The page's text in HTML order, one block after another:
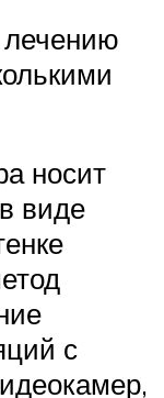
лечению
носит
виде
с